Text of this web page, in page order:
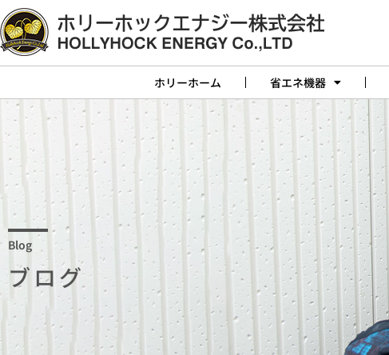
ホリーホーム 省エネ機器
Blog
ブログ